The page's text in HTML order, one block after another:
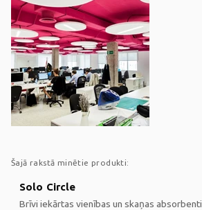
Šajā rakstā minētie produkti:
Solo Circle
Brīvi iekārtas vienības un skaņas absorbenti